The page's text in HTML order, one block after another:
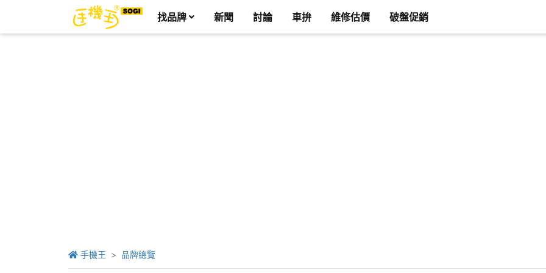
找品牌 新聞 討論 車拚 維修估價 破盤促銷
手機王 品牌總覽